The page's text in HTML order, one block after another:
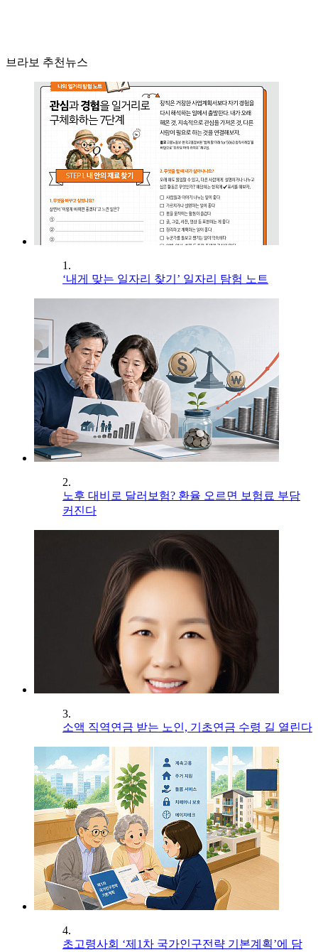
브라보 추천뉴스
1.
‘내게 맞는 일자리 찾기’ 일자리 탐험 노트
2.
노후 대비로 달러보험? 환율 오르면 보험료 부담
커진다
3.
소액 직역연금 받는 노인, 기초연금 수령 길 열린다
4.
초고령사회 ‘제1차 국가인구전략 기본계획’에 담